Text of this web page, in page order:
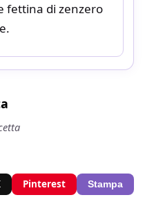
fettina di zenzero
Pinterest Stampa